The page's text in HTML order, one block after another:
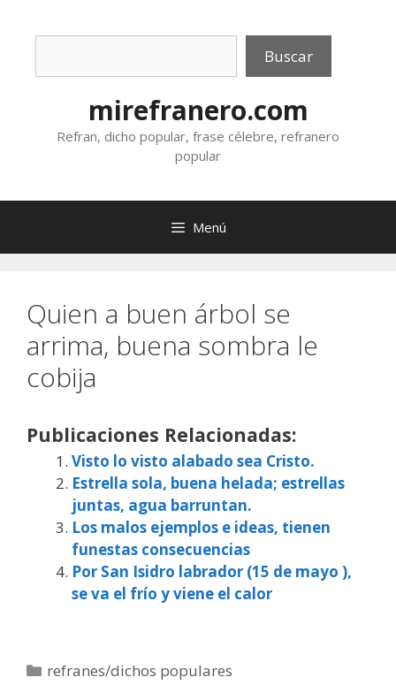
Buscar
mirefranero.com
Refran, dicho popular, frase célebre, refranero
popular
Menú
Quien a buen árbol se
arrima, buena sombra le
cobija
Publicaciones Relacionadas:
Visto lo visto alabado sea Cristo.
Estrella sola, buena helada; estrellas
juntas, agua barruntan.
Los malos ejemplos e ideas, tienen
funestas consecuencias
Por San Isidro labrador (15 de mayo ),
se va el frío y viene el calor
Categorías
refranes/dichos populares